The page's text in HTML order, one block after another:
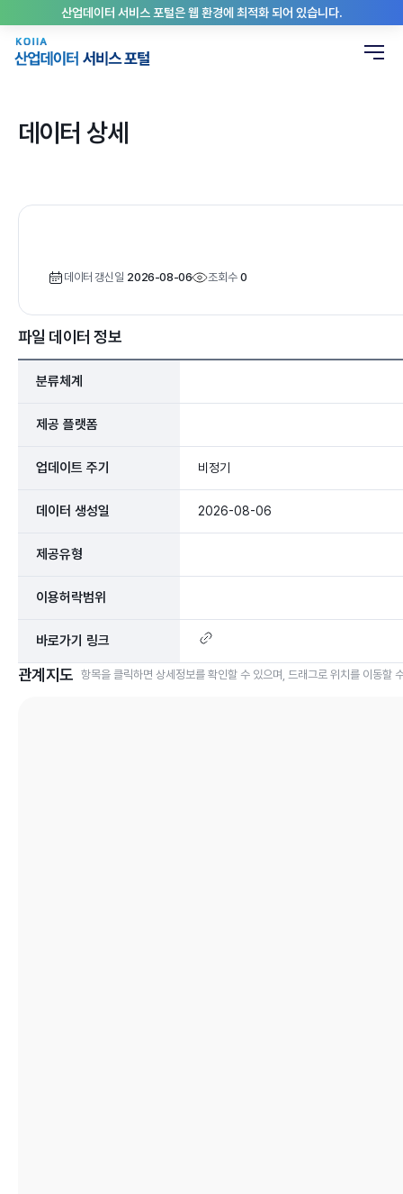
산업데이터 서비스 포털은 웹 환경에 최적화 되어 있습니다.
데이터 상세
데이터 갱신일 2026-08-06 조회수 0
파일 데이터 정보
분류체계
제공 플랫폼
업데이트 주기 비정기
데이터 생성일 2026-08-06
제공유형
이용허락범위
바로가기 링크
관계지도 항목을 클릭하면 상세정보를 확인할 수 있으며, 드래그로 위치를 이동할